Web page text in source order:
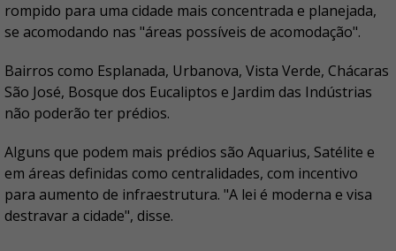
rompido para uma cidade mais concentrada e planejada,
se acomodando nas "áreas possíveis de acomodação".
Bairros como Esplanada, Urbanova, Vista Verde, Chácaras
São José, Bosque dos Eucaliptos e Jardim das Indústrias
não poderão ter prédios.
Alguns que podem mais prédios são Aquarius, Satélite e
em áreas definidas como centralidades, com incentivo
para aumento de infraestrutura. "A lei é moderna e visa
destravar a cidade", disse.